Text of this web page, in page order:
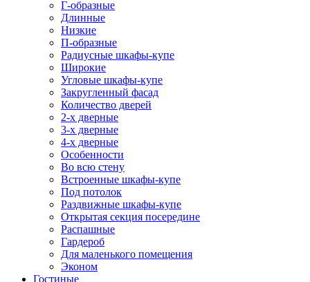
Г-образные
Длинные
Низкие
П-образные
Радиусные шкафы-купе
Широкие
Угловые шкафы-купе
Закругленный фасад
Количество дверей
2-х дверные
3-х дверные
4-х дверные
Особенности
Во всю стену
Встроенные шкафы-купе
Под потолок
Раздвижные шкафы-купе
Открытая секция посередине
Распашные
Гардероб
Для маленького помещения
Эконом
Гостиные